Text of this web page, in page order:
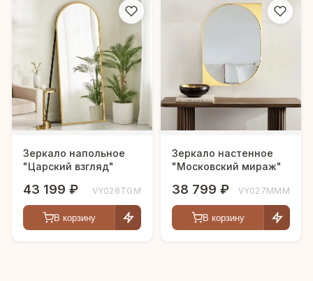
Зеркало напольное
"Царский взгляд"
43 199 ₽ VY028TGM
В корзину
Зеркало настенное
"Московский мираж"
38 799 ₽ VY027MMM
В корзину